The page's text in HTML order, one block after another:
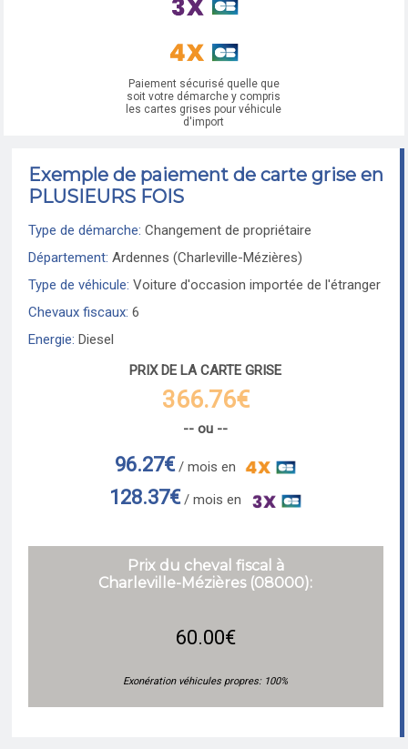
Paiement sécurisé quelle que
soit votre démarche y compris
les cartes grises pour véhicule
d'import
Exemple de paiement de carte grise en
PLUSIEURS FOIS
Type de démarche: Changement de propriétaire
Département: Ardennes (Charleville-Mézières)
Type de véhicule: Voiture d'occasion importée de l'étranger
Chevaux fiscaux: 6
Energie: Diesel
PRIX DE LA CARTE GRISE
366.76€
-- ou --
96.27€/ mois en
128.37€/ mois en
Prix du cheval fiscal à
Charleville-Mézières (08000):
60.00€
Exonération véhicules propres: 100%